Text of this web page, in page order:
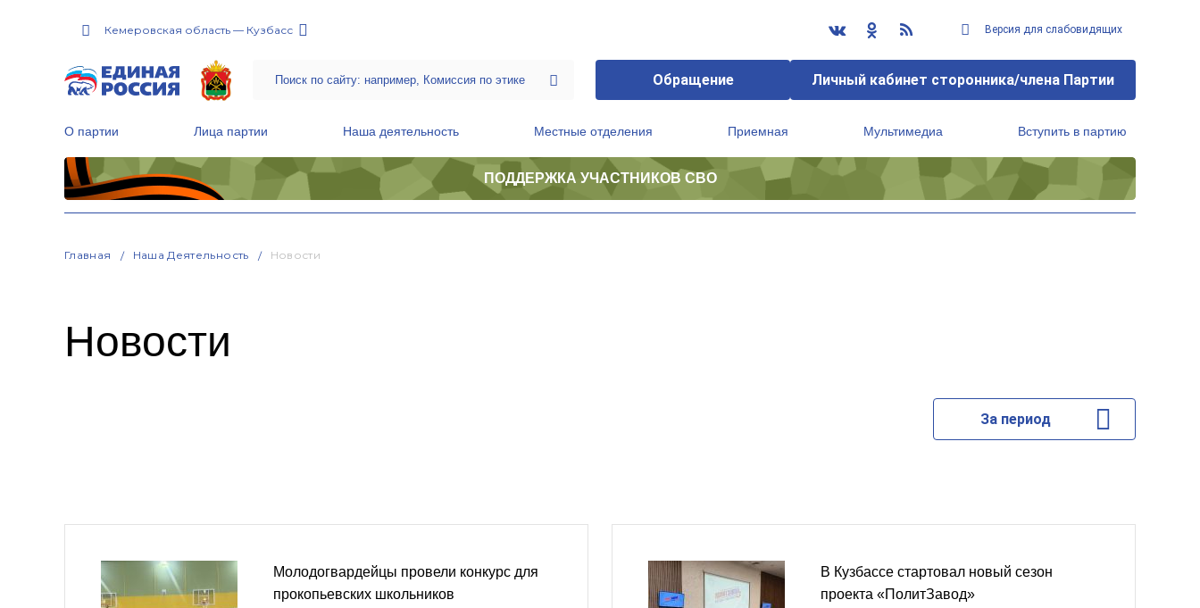
Кемеровская область — Кузбасс Версия для слабовидящих
Обращение Личный кабинет сторонника/члена Партии
О партии Лица партии Наша деятельность Местные отделения Приемная Мультимедиа Вступить в партию
ПОДДЕРЖКА УЧАСТНИКОВ СВО
Главная Наша Деятельность Новости
Новости
За период
Молодогвардейцы провели конкурс для
прокопьевских школьников
В Кузбассе стартовал новый сезон
проекта «ПолитЗавод»